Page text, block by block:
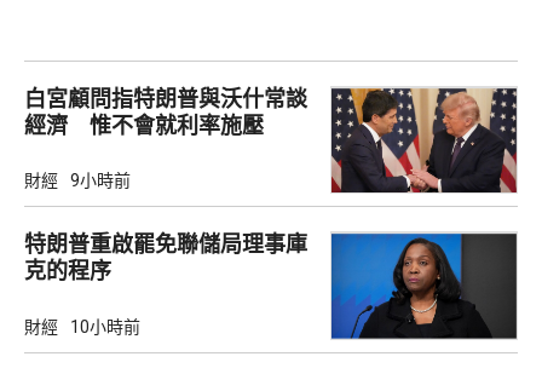
白宮顧問指特朗普與沃什常談
經濟 惟不會就利率施壓
財經 9小時前
特朗普重啟罷免聯儲局理事庫
克的程序
財經 10小時前